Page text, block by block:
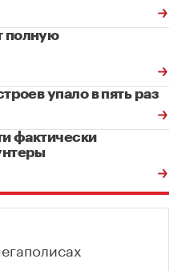
полную
упало в пять раз
фактически